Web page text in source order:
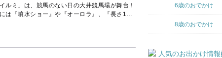
ルミ」は、競馬のない日の大井競馬場が舞台！
は『噴水ショー』や『オーロラ』、『長さ100
ンネル』等の演出やイルミネーションがたくさ
6歳のおでかけ
8歳のおでかけ